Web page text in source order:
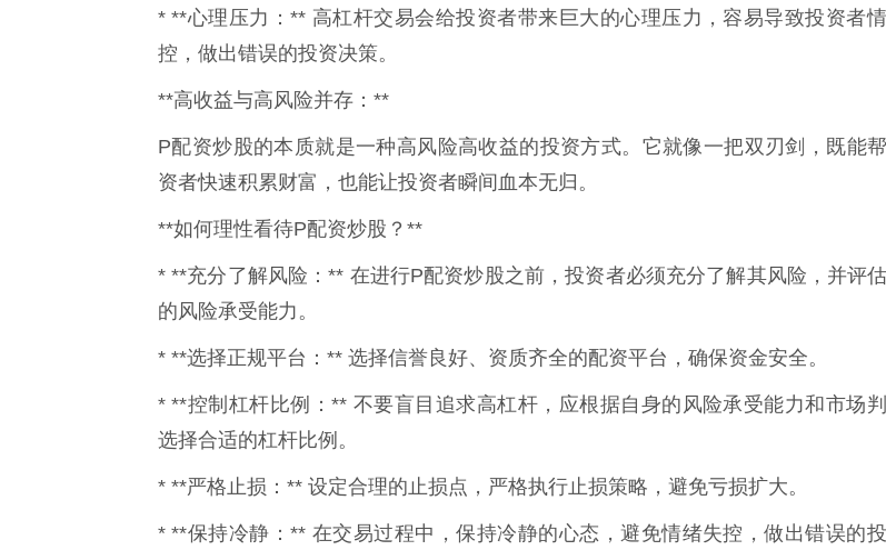
* **心理压力：** 高杠杆交易会给投资者带来巨大的心理压力，容易导致投资者
控，做出错误的投资决策。
**高收益与高风险并存：**
P配资炒股的本质就是一种高风险高收益的投资方式。它就像一把双刃剑，既能
资者快速积累财富，也能让投资者瞬间血本无归。
**如何理性看待P配资炒股？**
* **充分了解风险：** 在进行P配资炒股之前，投资者必须充分了解其风险，并评
的风险承受能力。
* **选择正规平台：** 选择信誉良好、资质齐全的配资平台，确保资金安全。
* **控制杠杆比例：** 不要盲目追求高杠杆，应根据自身的风险承受能力和市场判
选择合适的杠杆比例。
* **严格止损：** 设定合理的止损点，严格执行止损策略，避免亏损扩大。
* **保持冷静：** 在交易过程中，保持冷静的心态，避免情绪失控，做出错误的